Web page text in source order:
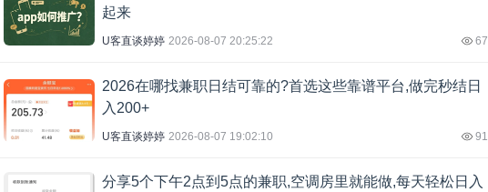
起来
U客直谈婷婷 2026-08-07 20:25:22 67
2026在哪找兼职日结可靠的?首选这些靠谱平台,做完秒结日
入200+
U客直谈婷婷 2026-08-07 19:02:10 91
分享5个下午2点到5点的兼职,空调房里就能做,每天轻松日入